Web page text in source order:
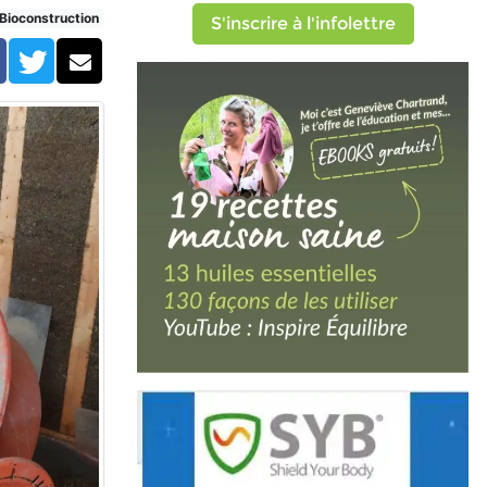
Bioconstruction
TwitterCourriel
S'inscrire à l'infolettre